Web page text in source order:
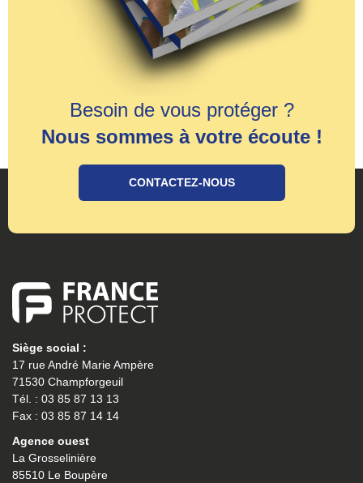
Besoin de vous protéger ?
Nous sommes à votre écoute !
CONTACTEZ-NOUS
Siège social :
17 rue André Marie Ampère
71530 Champforgeuil
Tél. : 03 85 87 13 13
Fax : 03 85 87 14 14
Agence ouest
La Grosselinière
85510 Le Boupère